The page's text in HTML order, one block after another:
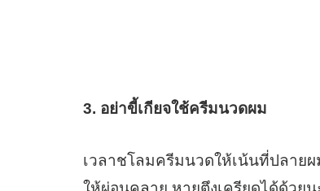
3. อย่าขี้เกียจใช้ครีมนวดผม
เวลาชโลมครีมนวดให้เน้นที่ปลายผ